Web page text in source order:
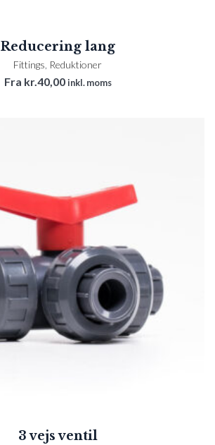
Reducering lang
Fittings Reduktioner
Fra kr.40,00 inkl. moms
3 vejs ventil